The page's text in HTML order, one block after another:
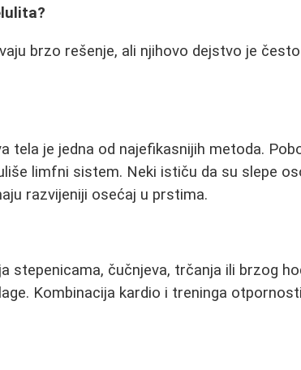
brzo rešenje, ali njihovo dejstvo je
tela je jedna od najefikasnijih metoda.
limfni sistem. Neki ističu da su slepe
razvijeniji osećaj u prstima.
stepenicama, čučnjeva, trčanja ili brzog
Kombinacija kardio i treninga